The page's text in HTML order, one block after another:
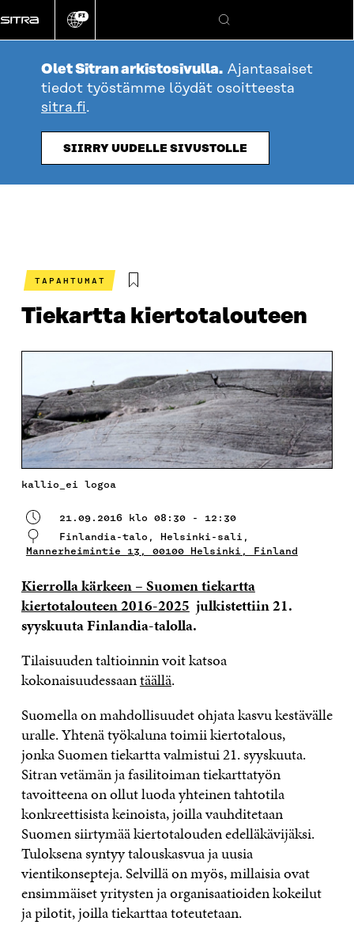
suoraan
sisältöön
Vaihda
kieli
FI
Hae
Olet Sitran arkistosivulla. Ajantasaiset
tiedot työstämme löydät osoitteesta
sitra.fi.
SIIRRY UUDELLE SIVUSTOLLE
TAPAHTUMAT
Tiekartta kiertotalouteen
kallio_ei logoa
21.09.2016 klo 08:30 - 12:30
Finlandia-talo, Helsinki-sali,
Mannerheimintie 13, 00100 Helsinki, Finland
Kierrolla kärkeen – Suomen tiekartta
kiertotalouteen 2016-2025 julkistettiin 21.
syyskuuta Finlandia-talolla.
Tilaisuuden taltioinnin voit katsoa
kokonaisuudessaantäällä.
Suomella on mahdollisuudet ohjata kasvu kestävälle
uralle. Yhtenä työkaluna toimii kiertotalous,
jonka Suomen tiekartta valmistui 21. syyskuuta.
Sitran vetämän ja fasilitoiman tiekarttatyön
tavoitteena on ollut luoda yhteinen tahtotila
konkreettisista keinoista, joilla vauhditetaan
Suomen siirtymää kiertotalouden edelläkävijäksi.
Tuloksena syntyy talouskasvua ja uusia
vientikonsepteja. Selvillä on myös, millaisia ovat
ensimmäiset yritysten ja organisaatioiden kokeilut
ja pilotit, joilla tiekarttaa toteutetaan.